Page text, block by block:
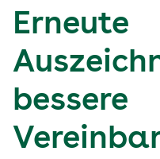
Erneute
bessere